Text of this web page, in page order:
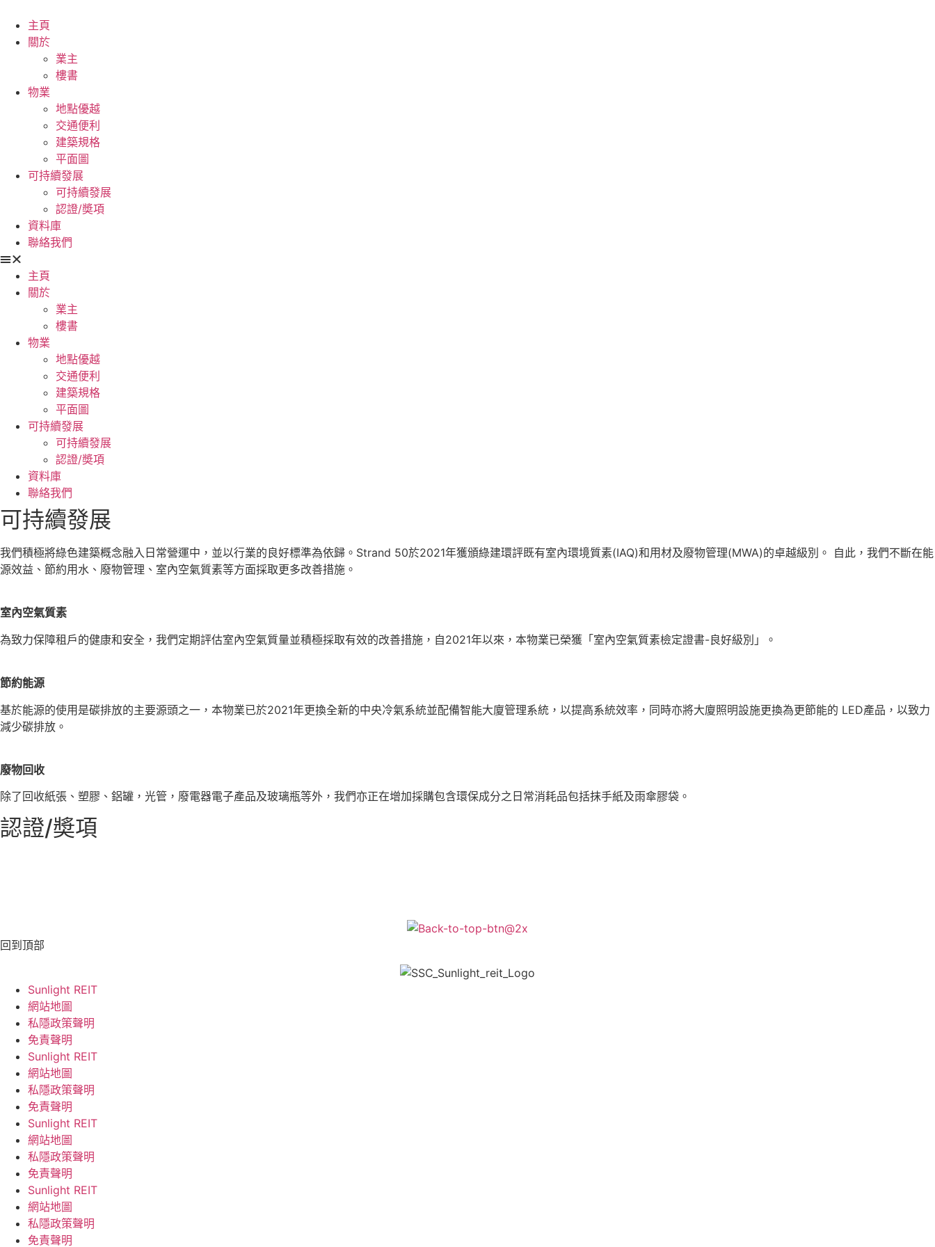
主頁
關於
業主
樓書
物業
地點優越
交通便利
建築規格
平面圖
可持續發展
可持續發展
認證/奬項
資料庫
聯絡我們
主頁
關於
業主
樓書
物業
地點優越
交通便利
建築規格
平面圖
可持續發展
可持續發展
認證/奬項
資料庫
聯絡我們
可持續發展
我們積極將綠色建築概念融入日常營運中，並以行業的良好標準為依歸。Strand 50於2021年獲頒綠建環評既有室內環境質素(IAQ)和用材及廢物管理(MWA)的卓越級別。 自此，我們不斷在能
源效益、節約用水、廢物管理、室內空氣質素等方面採取更多改善措施。
室內空氣質素
為致力保障租戶的健康和安全，我們定期評估室內空氣質量並積極採取有效的改善措施，自2021年以來，本物業已榮獲「室內空氣質素檢定證書-良好級別」。
節約能源
基於能源的使用是碳排放的主要源頭之一，本物業已於2021年更換全新的中央冷氣系統並配備智能大廈管理系統，以提高系統效率，同時亦將大廈照明設施更換為更節能的 LED產品，以致力
減少碳排放。
廢物回收
除了回收紙張、塑膠、鋁罐，光管，廢電器電子產品及玻璃瓶等外，我們亦正在增加採購包含環保成分之日常消耗品包括抹手紙及雨傘膠袋。
認證/奬項
回到頂部
Sunlight REIT
網站地圖
私隱政策聲明
免責聲明
Sunlight REIT
網站地圖
私隱政策聲明
免責聲明
Sunlight REIT
網站地圖
私隱政策聲明
免責聲明
Sunlight REIT
網站地圖
私隱政策聲明
免責聲明